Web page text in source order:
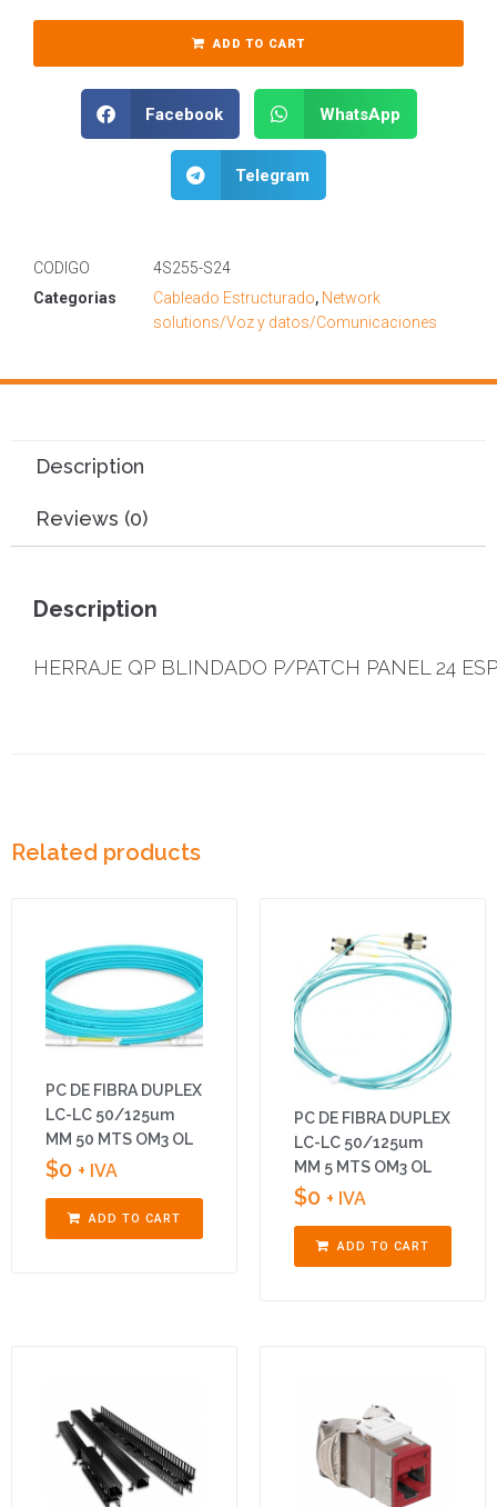
ADD TO CART
Facebook WhatsApp
Telegram
CODIGO
4S255-S24
Categorias
Cableado Estructurado, Network
solutions/Voz y datos/Comunicaciones
Description
Reviews (0)
Description
HERRAJE QP BLINDADO P/PATCH PANEL 24
Related products
PC DE FIBRA DUPLEX
LC-LC 50/125um
MM 50 MTS OM3 OL
$0 + IVA
ADD TO CART
PC DE FIBRA DUPLEX
LC-LC 50/125um
MM 5 MTS OM3 OL
$0 + IVA
ADD TO CART